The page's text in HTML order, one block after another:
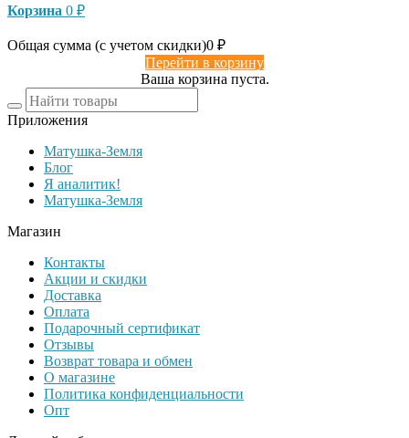
Корзина 0 ₽
Общая сумма (с учетом скидки)0 ₽
Перейти в корзину
Ваша корзина пуста.
Приложения
Матушка-Земля
Блог
Я аналитик!
Матушка-Земля
Магазин
Контакты
Акции и скидки
Доставка
Оплата
Подарочный сертификат
Отзывы
Возврат товара и обмен
О магазине
Политика конфиденциальности
Опт